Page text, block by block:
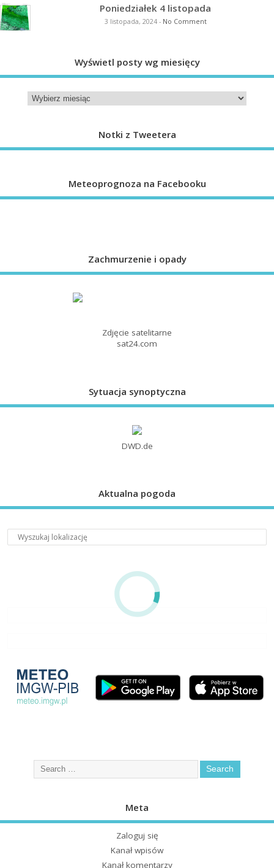
Poniedziałek 4 listopada
3 listopada, 2024- No Comment
Wyświetl posty wg miesięcy
Notki z Tweetera
Meteoprognoza na Facebooku
Zachmurzenie i opady
Zdjęcie satelitarne
sat24.com
Sytuacja synoptyczna
DWD.de
Aktualna pogoda
Meta
Zaloguj się
Kanał wpisów
Kanał komentarzy